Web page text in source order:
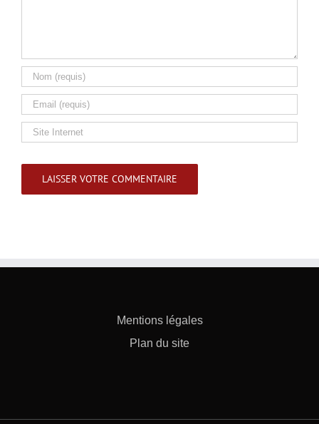
Mentions légales
Plan du site